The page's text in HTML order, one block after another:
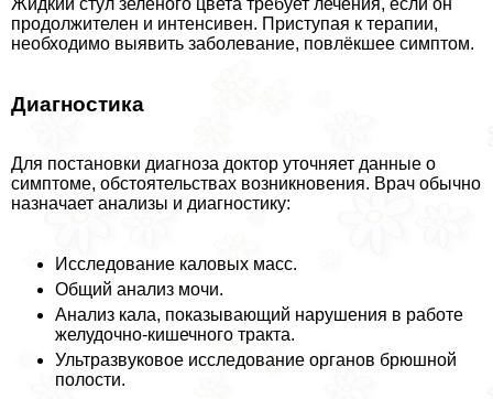
продолжителен и интенсивен. Приступая к терапии,
необходимо выявить заболевание, повлёкшее симптом.
Диагностика
Для постановки диагноза доктор уточняет данные о
симптоме, обстоятельствах возникновения. Врач обычно
назначает анализы и диагностику:
Исследование каловых масс.
Общий анализ мочи.
Анализ кала, показывающий нарушения в работе
желудочно-кишечного тpaкта.
Ультразвуковое исследование органов брюшной
полости.